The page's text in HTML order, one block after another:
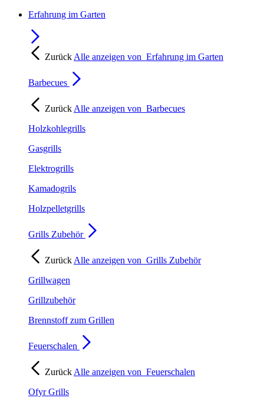
Erfahrung im Garten
Zurück Alle anzeigen von Erfahrung im Garten
Barbecues
Zurück Alle anzeigen von Barbecues
Holzkohlegrills
Gasgrills
Elektrogrills
Kamadogrils
Holzpelletgrills
Grills Zubehör
Zurück Alle anzeigen von Grills Zubehör
Grillwagen
Grillzubehör
Brennstoff zum Grillen
Feuerschalen
Zurück Alle anzeigen von Feuerschalen
Ofyr Grills